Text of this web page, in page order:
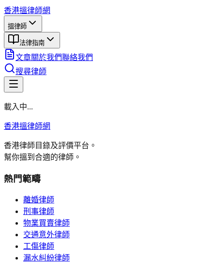
香港搵律師網
搵律師
法律指南
文章關於我們聯絡我們
搜尋律師
載入中...
香港搵律師網
香港律師目錄及評價平台。
幫你搵到合適的律師。
熱門範疇
離婚律師
刑事律師
物業買賣律師
交通意外律師
工傷律師
漏水糾紛律師